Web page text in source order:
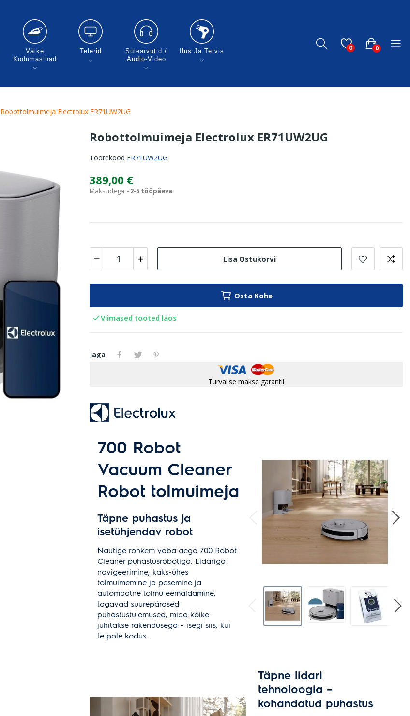
Väike
Kodumasinad
Telerid
Sülearvutid /
Аudio-Video
Ilus Ja Tervis 0 0
Robottolmuimeja Electrolux ER71UW2UG
Robottolmuimeja Electrolux ER71UW2UG
Tootekood ER71UW2UG
389,00 €
Maksudega 2-5 tööpäeva
Lisa Ostukorvi
Osta Kohe
Viimased tooted laos
Jaga
Turvalise makse garantii
700 Robot
Vacuum Cleaner
Robot tolmuimeja
Täpne puhastus ja
isetühjendav robot
Nautige rohkem vaba aega 700 Robot
Cleaner puhastusrobotiga. Lidariga
navigeerimine, kaks-ühes
tolmuimemine ja pesemine ja
automaatne tolmu eemaldamine,
tagavad suurepärased
puhastustulemused, mida kõike
juhitakse rakendusega – isegi siis, kui
te pole kodus.
Täpne lidari
tehnoloogia –
kohandatud puhastus